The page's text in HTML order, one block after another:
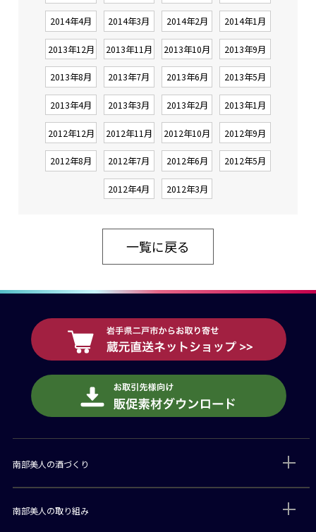
2014年4月 2014年3月 2014年2月 2014年1月
2013年12月 2013年11月 2013年10月 2013年9月
2013年8月 2013年7月 2013年6月 2013年5月
2013年4月 2013年3月 2013年2月 2013年1月
2012年12月 2012年11月 2012年10月 2012年9月
2012年8月 2012年7月 2012年6月 2012年5月
2012年4月 2012年3月
一覧に戻る
南部美人の酒づくり
南部美人の取り組み